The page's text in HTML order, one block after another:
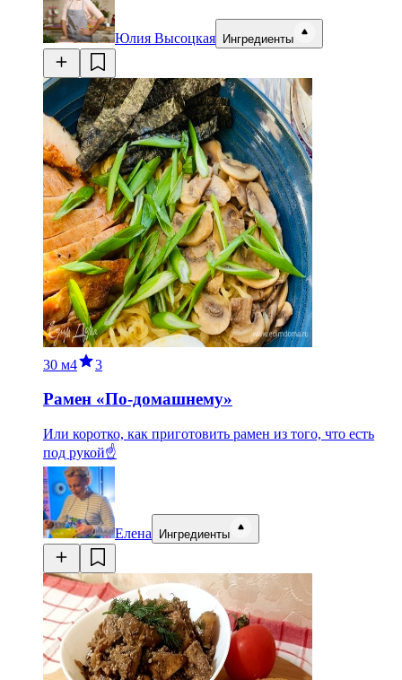
Юлия Высоцкая Ингредиенты
30 м4 3
Рамен «По-домашнему»
Или коротко, как приготовить рамен из того, что есть
под рукой☝️
Елена Ингредиенты